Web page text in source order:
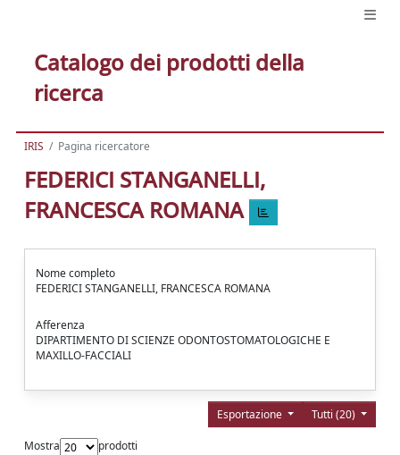
Catalogo dei prodotti della
ricerca
IRIS Pagina ricercatore
FEDERICI STANGANELLI,
FRANCESCA ROMANA
Nome completo
FEDERICI STANGANELLI, FRANCESCA ROMANA
Afferenza
DIPARTIMENTO DI SCIENZE ODONTOSTOMATOLOGICHE E
MAXILLO-FACCIALI
Tutti (20)
Esportazione
Mostra
prodotti